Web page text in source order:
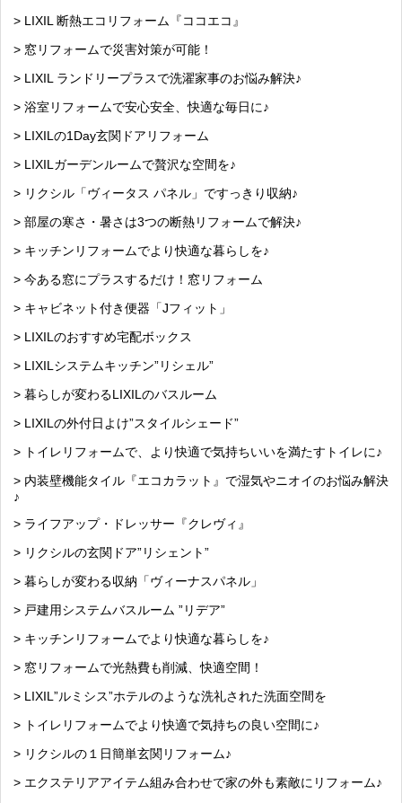
> LIXIL 断熱エコリフォーム『ココエコ』
> 窓リフォームで災害対策が可能！
> LIXIL ランドリープラスで洗濯家事のお悩み解決♪
> 浴室リフォームで安心安全、快適な毎日に♪
> LIXILの1Day玄関ドアリフォーム
> LIXILガーデンルームで贅沢な空間を♪
> リクシル「ヴィータス パネル」ですっきり収納♪
> 部屋の寒さ・暑さは3つの断熱リフォームで解決♪
> キッチンリフォームでより快適な暮らしを♪
> 今ある窓にプラスするだけ！窓リフォーム
> キャビネット付き便器「Jフィット」
> LIXILのおすすめ宅配ボックス
> LIXILシステムキッチン”リシェル”
> 暮らしが変わるLIXILのバスルーム
> LIXILの外付日よけ”スタイルシェード”
> トイレリフォームで、より快適で気持ちいいを満たすトイレに♪
> 内装壁機能タイル『エコカラット』で湿気やニオイのお悩み解決
♪
> ライフアップ・ドレッサー『クレヴィ』
> リクシルの玄関ドア”リシェント”
> 暮らしが変わる収納「ヴィーナスパネル」
> 戸建用システムバスルーム ”リデア”
> キッチンリフォームでより快適な暮らしを♪
> 窓リフォームで光熱費も削減、快適空間！
> LIXIL”ルミシス”ホテルのような洗礼された洗面空間を
> トイレリフォームでより快適で気持ちの良い空間に♪
> リクシルの１日簡単玄関リフォーム♪
> エクステリアアイテム組み合わせで家の外も素敵にリフォーム♪